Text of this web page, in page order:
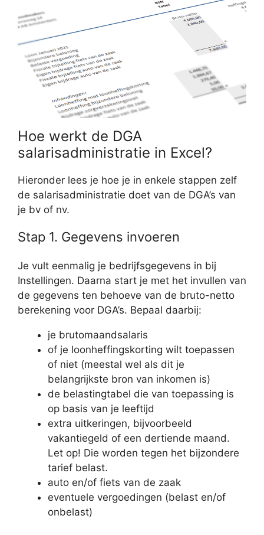
Hoe werkt de DGA
salarisadministratie in Excel?
Hieronder lees je hoe je in enkele stappen zelf
de salarisadministratie doet van de DGA’s van
je bv of nv.
Stap 1. Gegevens invoeren
Je vult eenmalig je bedrijfsgegevens in bij
Instellingen. Daarna start je met het invullen van
de gegevens ten behoeve van de bruto-netto
berekening voor DGA’s. Bepaal daarbij:
je brutomaandsalaris
of je loonheffingskorting wilt toepassen
of niet (meestal wel als dit je
belangrijkste bron van inkomen is)
de belastingtabel die van toepassing is
op basis van je leeftijd
extra uitkeringen, bijvoorbeeld
vakantiegeld of een dertiende maand.
Let op! Die worden tegen het bijzondere
tarief belast.
auto en/of fiets van de zaak
eventuele vergoedingen (belast en/of
onbelast)